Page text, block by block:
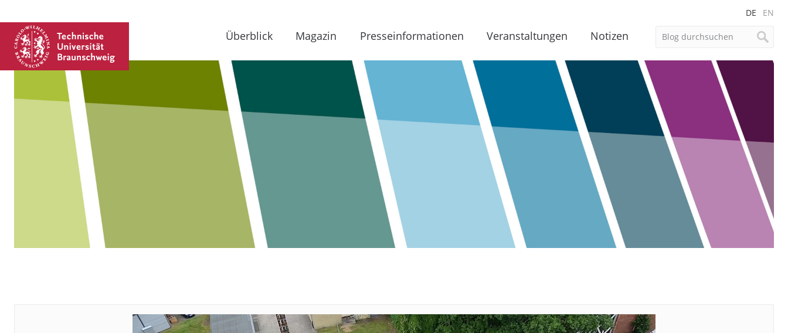
DE EN
Überblick Magazin Presseinformationen Veranstaltungen Notizen